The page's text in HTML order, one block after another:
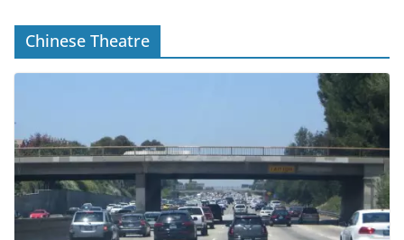
Chinese Theatre